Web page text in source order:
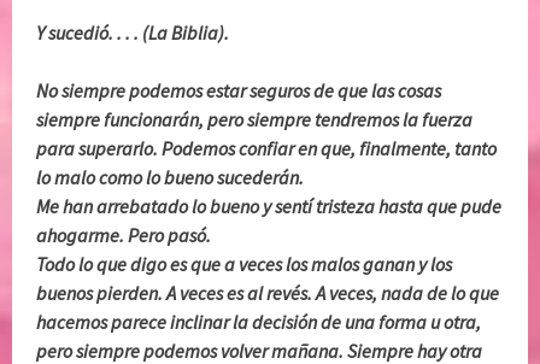
Y sucedió. . . . (La Biblia).
No siempre podemos estar seguros de que las cosas
siempre funcionarán, pero siempre tendremos la fuerza
para superarlo. Podemos confiar en que, finalmente, tanto
lo malo como lo bueno sucederán.
Me han arrebatado lo bueno y sentí tristeza hasta que pude
ahogarme. Pero pasó.
Todo lo que digo es que a veces los malos ganan y los
buenos pierden. A veces es al revés. A veces, nada de lo que
hacemos parece inclinar la decisión de una forma u otra,
pero siempre podemos volver mañana. Siempre hay otra